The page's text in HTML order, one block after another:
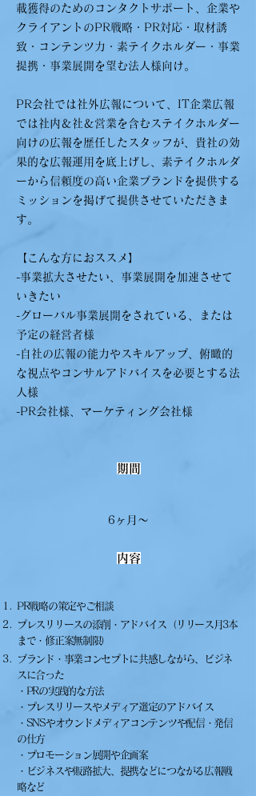
載獲得のためのコンタクトサポート、企業や
クライアントのPR戦略・PR対応・取材誘
致・コンテンツ力・素テイクホルダー・事業
提携・事業展開を望む法人様向け。
PR会社では社外広報について、IT企業広報
では社内＆社＆営業を含むステイクホルダー
向けの広報を歴任したスタッフが、貴社の効
果的な広報運用を底上げし、素テイクホルダ
ーから信頼度の高い企業ブランドを提供する
ミッションを掲げて提供させていただきま
す。​
【こんな方におススメ】
-事業拡大させたい、事業展開を加速させて
いきたい
-グローバル事業展開をされている、または
予定の経営者様
-自社の広報の能力やスキルアップ、俯瞰的
な視点や コンサルアドバイスを必要とする 法
人様
-PR会社様、マーケティング会社様
期間
6ヶ月〜
内容
PR戦略の策定やご相談
プレスリリースの添削・アドバイス（リリース月3本
まで・修正案無制限）
ブランド・事業コンセプトに共感しながら、ビジネ
スに合った
・PRの実践的な方法
・プレスリリースやメディア選定のアドバイス
・SNSやオウンドメディアコンテンツや配信・発信
の仕方
・プロモーション展開や企画案
・ビジネスや販路拡大、提携などにつながる広報戦
略など